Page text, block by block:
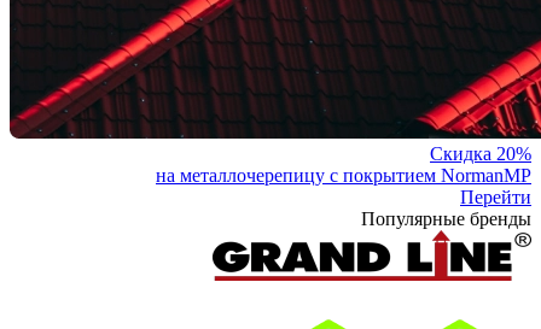
Скидка 20%
на металлочерепицу с покрытием NormanMP
Перейти
Популярные бренды